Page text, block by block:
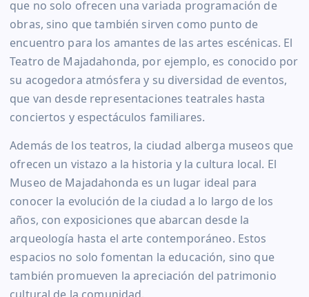
que no solo ofrecen una variada programación de
obras, sino que también sirven como punto de
encuentro para los amantes de las artes escénicas. El
Teatro de Majadahonda, por ejemplo, es conocido por
su acogedora atmósfera y su diversidad de eventos,
que van desde representaciones teatrales hasta
conciertos y espectáculos familiares.
Además de los teatros, la ciudad alberga museos que
ofrecen un vistazo a la historia y la cultura local. El
Museo de Majadahonda es un lugar ideal para
conocer la evolución de la ciudad a lo largo de los
años, con exposiciones que abarcan desde la
arqueología hasta el arte contemporáneo. Estos
espacios no solo fomentan la educación, sino que
también promueven la apreciación del patrimonio